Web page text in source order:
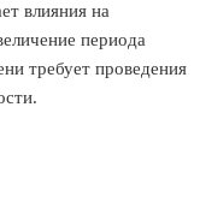
влияния на
периода
требует проведения